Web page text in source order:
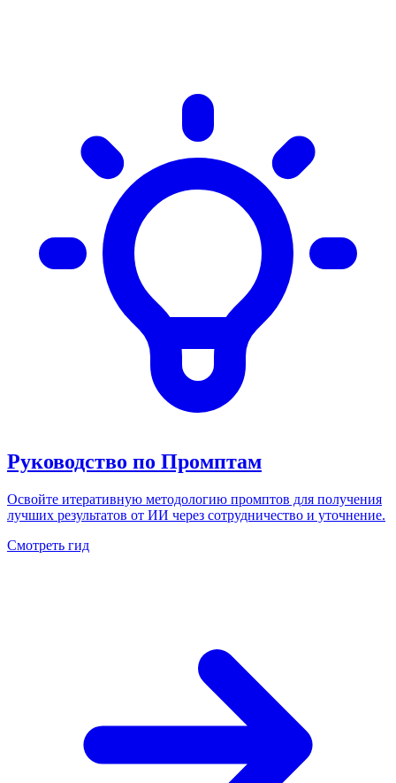
Руководство по Промптам
Освойте итеративную методологию промптов для получения
лучших результатов от ИИ через сотрудничество и уточнение.
Смотреть гид